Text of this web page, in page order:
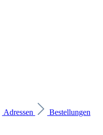
Adressen
Bestellungen